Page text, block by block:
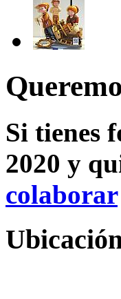
Si tienes
2020 y
colaborar